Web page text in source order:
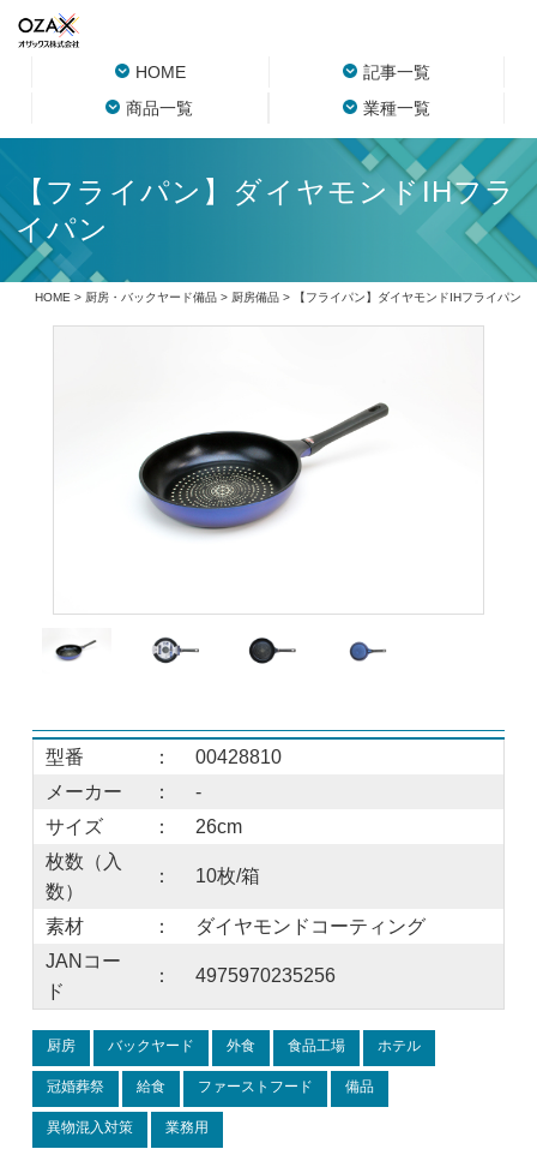
HOME
記事一覧
商品一覧
業種一覧
【フライパン】ダイヤモンドIHフラ
イパン
HOME > 厨房・バックヤード備品> 厨房備品> 【フライパン】ダイヤモンドIHフライパン
型番 ：
00428810
メーカー
：
-
サイズ
：
26cm
枚数（入
数）
： 10枚/箱
素材 ：
ダイヤモンドコーティング
JANコー
ド
： 4975970235256
厨房 バックヤード 外食 食品工場 ホテル
冠婚葬祭 給食 ファーストフード 備品
異物混入対策 業務用